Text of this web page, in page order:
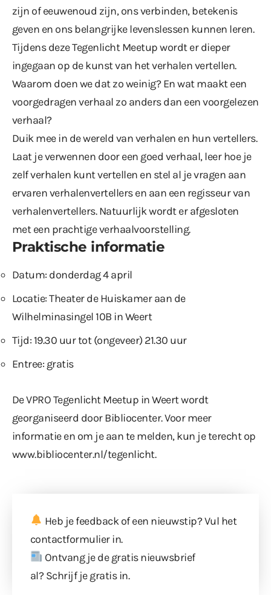
zijn of eeuwenoud zijn, ons verbinden, betekenis
geven en ons belangrijke levenslessen kunnen leren.
Tijdens deze Tegenlicht Meetup wordt er dieper
ingegaan op de kunst van het verhalen vertellen.
Waarom doen we dat zo weinig? En wat maakt een
voorgedragen verhaal zo anders dan een voorgelezen
verhaal?
Duik mee in de wereld van verhalen en hun vertellers.
Laat je verwennen door een goed verhaal, leer hoe je
zelf verhalen kunt vertellen en stel al je vragen aan
ervaren verhalenvertellers en aan een regisseur van
verhalenvertellers. Natuurlijk wordt er afgesloten
met een prachtige verhaalvoorstelling.
Praktische informatie
Datum: donderdag 4 april
Locatie: Theater de Huiskamer aan de
Wilhelminasingel 10B in Weert
Tijd: 19.30 uur tot (ongeveer) 21.30 uur
Entree: gratis
De VPRO Tegenlicht Meetup in Weert wordt
georganiseerd door Bibliocenter. Voor meer
informatie en om je aan te melden, kun je terecht op
www.bibliocenter.nl/tegenlicht.
Heb je feedback of een nieuwstip? Vul het
contactformulierin.
Ontvang je de gratis nieuwsbrief
al? Schrijf je gratis in.